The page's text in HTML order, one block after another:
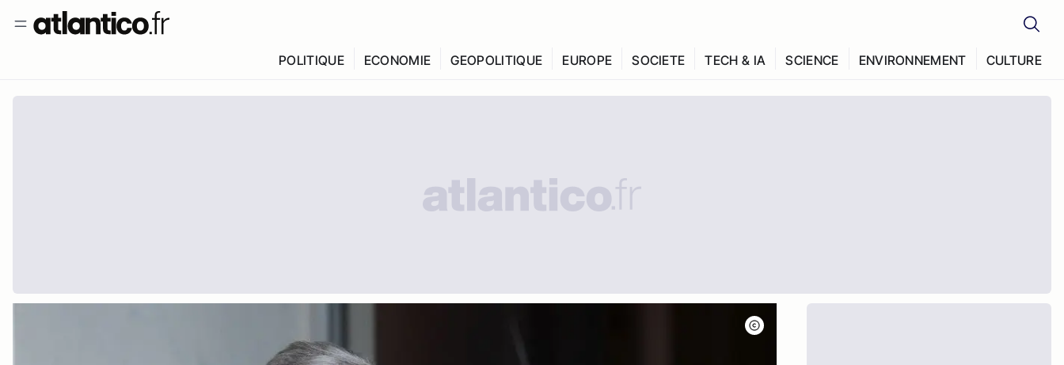
POLITIQUE ECONOMIE GEOPOLITIQUE EUROPE SOCIETE TECH & IA SCIENCE ENVIRONNEMENT CULTURE